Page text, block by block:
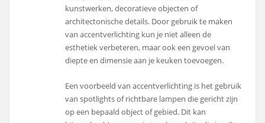
kunstwerken, decoratieve objecten of
architectonische details. Door gebruik te maken
van accentverlichting kun je niet alleen de
esthetiek verbeteren, maar ook een gevoel van
diepte en dimensie aan je keuken toevoegen.
Een voorbeeld van accentverlichting is het gebruik
van spotlights of richtbare lampen die gericht zijn
op een bepaald object of gebied. Dit kan